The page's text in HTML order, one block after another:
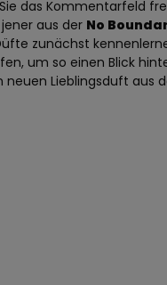
das Kommentarfeld
aus der No
zunächst
um so einen Blick
Lieblingsduft aus